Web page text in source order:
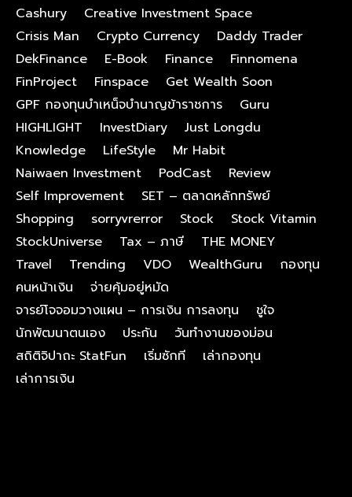
Cashury
Creative Investment Space
Crisis Man
Crypto Currency
Daddy Trader
DekFinance
E-Book Finance
Finnomena
FinProject
Finspace
Get Wealth Soon
GPF กองทุนบําเหน็จบํานาญข้าราชการ
Guru
HIGHLIGHT
InvestDiary
Just Longdu
Knowledge
LifeStyle
Mr Habit
Naiwaen Investment
PodCast
Review
Self Improvement
SET – ตลาดหลักทรัพย์
Shopping
sorryvrerror Stock
Stock Vitamin
StockUniverse
Tax – ภาษี
THE MONEY
Travel
Trending VDO WealthGuru
กองทุน
คนหน้าเงิน
จ่ายคุ้มอยู่หมัด
จารย์โจจอมวางแผน – การเงิน การลงทุน
ชูใจ
นักพัฒนาตนเอง
ประกัน
วันทำงานของม่อน
สถิติจิปาถะ StatFun
เริ่มซักที
เล่ากองทุน
เล่าการเงิน